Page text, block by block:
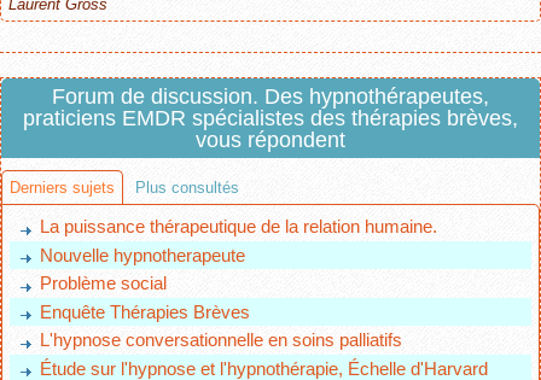
Laurent Gross
Forum de discussion. Des hypnothérapeutes,
praticiens EMDR spécialistes des thérapies brèves,
vous répondent
Derniers sujets Plus consultés
La puissance thérapeutique de la relation humaine.
Nouvelle hypnotherapeute
Problème social
Enquête Thérapies Brèves
L'hypnose conversationnelle en soins palliatifs
Étude sur l'hypnose et l'hypnothérapie, Échelle d'Harvard